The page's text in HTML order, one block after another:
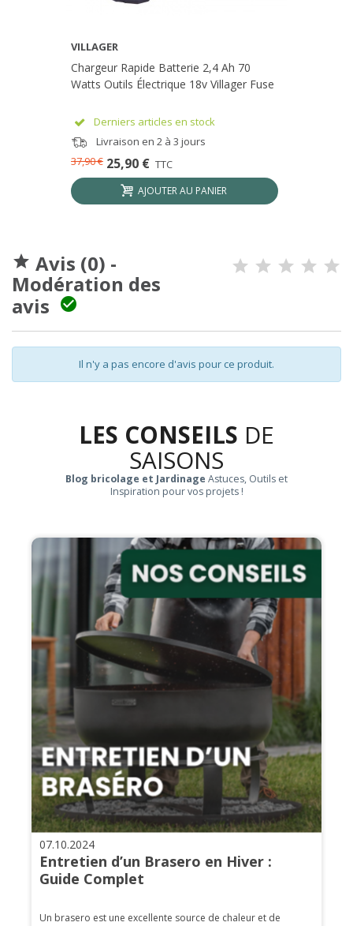
VILLAGER
Chargeur Rapide Batterie 2,4 Ah 70
Watts Outils Électrique 18v Villager Fuse
Derniers articles en stock
Livraison en 2 à 3 jours
25,90 € TTC
37,90 €
AJOUTER AU PANIER
 Avis (0) -
Modération des
avis

Il n'y a pas encore d'avis pour ce produit.
LES CONSEILS DE
SAISONS
Blog bricolage et Jardinage Astuces, Outils et
Inspiration pour vos projets !
07.10.2024
Entretien d’un Brasero en Hiver :
Guide Complet
Un brasero est une excellente source de chaleur et de